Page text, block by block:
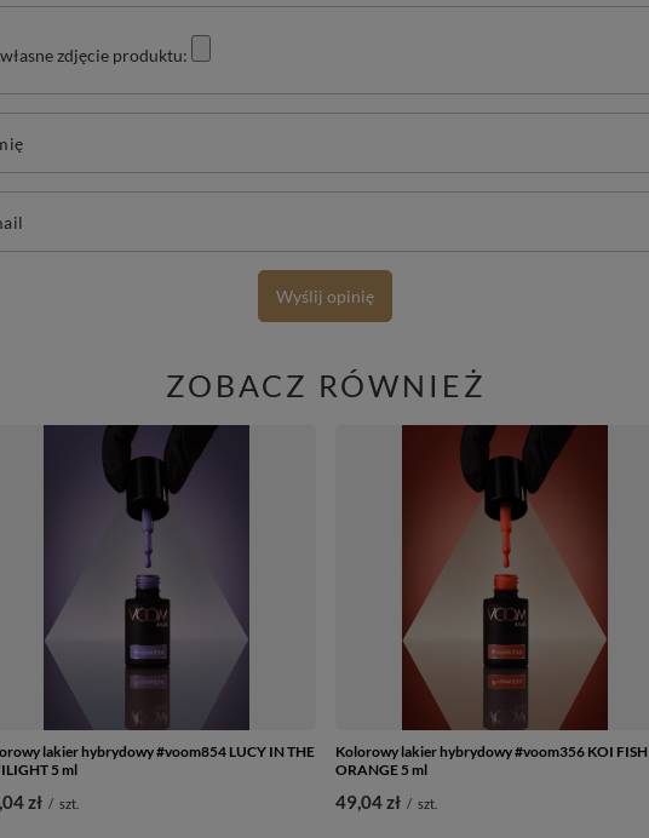
zdjęcie produktu:
Wyślij opinię
ZOBACZ RÓWNIEŻ
lakier hybrydowy #voom854 LUCY IN THE
5 ml
zł / szt.
Kolorowy lakier hybrydowy #voom356 KOI FISH
ORANGE 5 ml
49,04 zł / szt.